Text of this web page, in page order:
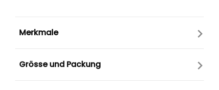
Merkmale
Grösse und Packung